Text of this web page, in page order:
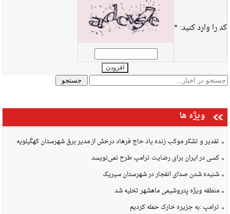
کد را وارد کنید:*
افزودن
ویژه ها
تفدیر و تشکر موکب زنده یاد حاج فرهاد درخش از مدیر برق شهرستان کهگیلویه
کسی در ایران برای رضایت ترامپ طرح نمی‌نویسد
شنیده شدن صدای انفجار در شهرستان سیریک
منطقه ویژه پتروشیمی ماهشهر تخلیه شد
ترامپ :به جزیره خارک حمله کردیم